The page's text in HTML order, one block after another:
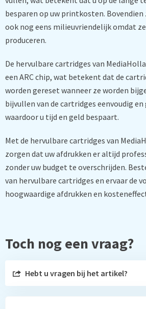
besparen op uw printkosten.
ook nog eens milieuvriendelijk omdat
produceren.
De hervulbare cartridges van
een ARC chip, wat betekent dat de
worden gereset wanneer ze worden
bijvullen van de cartridges eenvoudig
waardoor u tijd en geld bespaart.
Met de hervulbare cartridges van
zorgen dat uw afdrukken er altijd
zonder uw budget te overschrijden.
van hervulbare cartridges en ervaar de
hoogwaardige afdrukken en
Toch nog een vraag?
Hebt u vragen bij het artikel?